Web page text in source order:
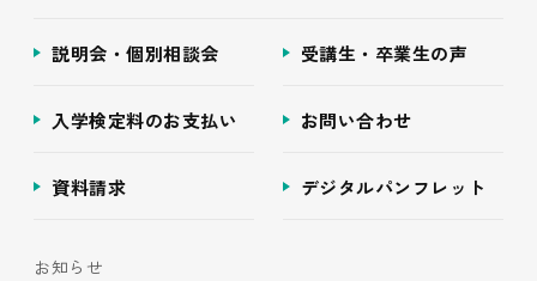
説明会・個別相談会 受講生・卒業生の声
入学検定料のお支払い お問い合わせ
資料請求 デジタルパンフレット
お知らせ